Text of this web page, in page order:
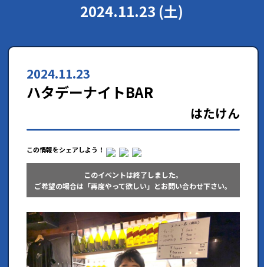
2024.11.23 (土)
2024.11.23
ハタデーナイトBAR
はたけん
この情報をシェアしよう！
このイベントは終了しました。
ご希望の場合は「再度やって欲しい」とお問い合わせ下さい。